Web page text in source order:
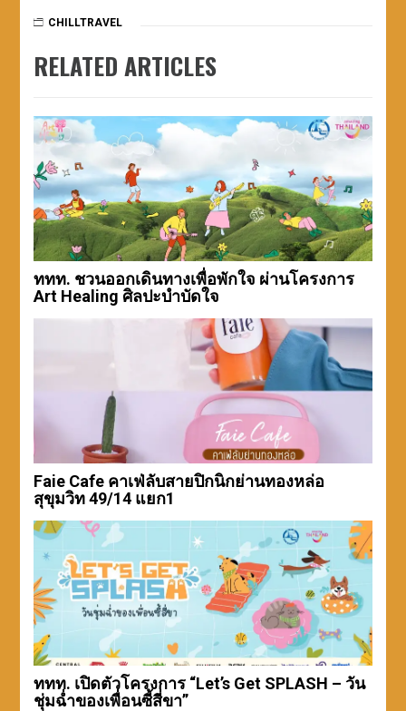
CHILLTRAVEL
RELATED ARTICLES
ททท. ชวนออกเดินทางเพื่อพักใจ ผ่านโครงการ
Art Healing ศิลปะบำบัดใจ
Faie Cafe คาเฟ่ลับสายปิกนิกย่านทองหล่อ
สุขุมวิท 49/14 แยก1
ททท. เปิดตัวโครงการ “Let’s Get SPLASH – วัน
ชุ่มฉ่ำของเพื่อนซี้สี่ขา”